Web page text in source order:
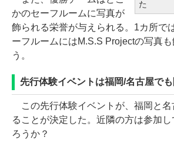
た
かのセーフルームに写真が
飾られる栄誉が与えられる。1カ所で
ーフルームにはM.S.S Projectの写真
う。
先行体験イベントは福岡/名古屋でも
この先行体験イベントが、福岡と名
ることが決定した。近隣の方は参加
ろうか？